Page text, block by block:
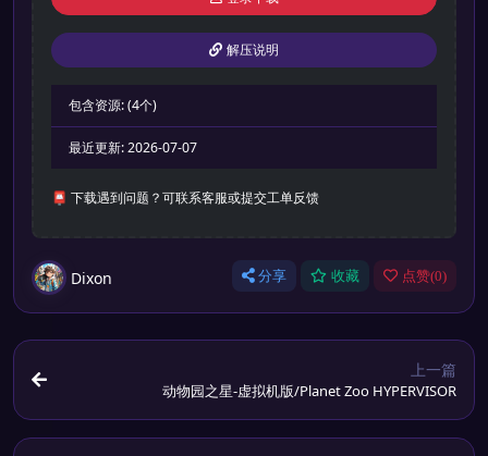
解压说明
包含资源:(4个)
最近更新:2026-07-07
📮 下载遇到问题？可联系客服或提交工单反馈
Dixon 分享 收藏 点赞(0)
上一篇
动物园之星-虚拟机版/Planet Zoo HYPERVISOR